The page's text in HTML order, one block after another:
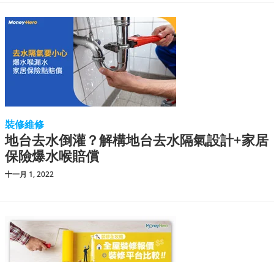
裝修維修
地台去水倒灌？解構地台去水隔氣設計+家居
保險爆水喉賠償
十一月 1, 2022